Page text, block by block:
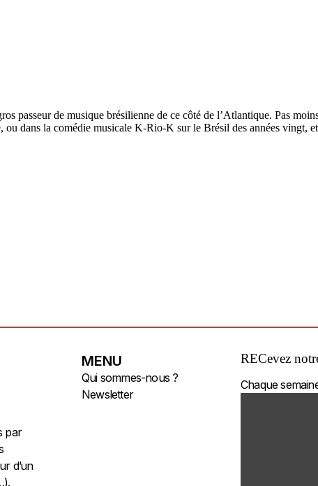
passeur de musique brésilienne de ce côté de l’Atlantique. Pas
dans la comédie musicale K-Rio-K sur le Brésil des années vingt,
par
d’un
MENU
Qui sommes-nous ?
Newsletter
RECevez
Chaque